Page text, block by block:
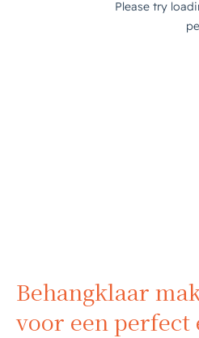
Behangklaar
voor een